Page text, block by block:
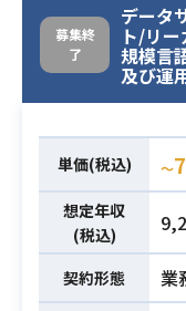
必須スキル
（
・
験
・
あ
募集終
了
データ
ト/リ
規模言
及び運
単価(税込) 〜
想定年収
(税込)
契約形態 業